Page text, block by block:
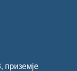
приземје